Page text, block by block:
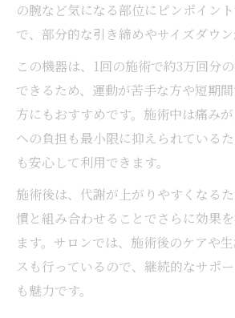
の腕など気になる部位にピンポイン
で、部分的な引き締めやサイズダウン
この機器は、1回の施術で約3万回分
できるため、運動が苦手な方や短期
方にもおすすめです。施術中は痛み
への負担も最小限に抑えられている
も安心して利用できます。
施術後は、代謝が上がりやすくなる
慣と組み合わせることでさらに効果
ます。サロンでは、施術後のケアや
スも行っているので、継続的なサポ
も魅力です。